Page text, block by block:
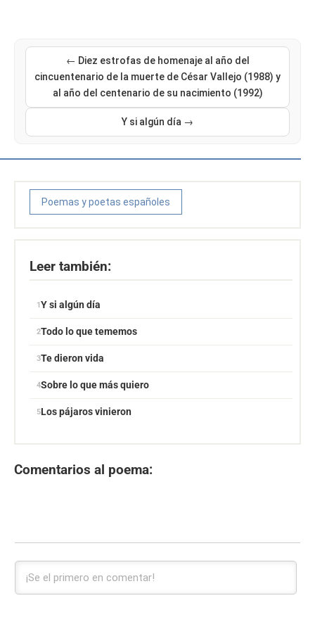
← Diez estrofas de homenaje al año del
cincuentenario de la muerte de César Vallejo (1988) y
al año del centenario de su nacimiento (1992)
Y si algún día →
Poemas y poetas españoles
Leer también:
Y si algún día
Todo lo que tememos
Te dieron vida
Sobre lo que más quiero
Los pájaros vinieron
Comentarios al poema: